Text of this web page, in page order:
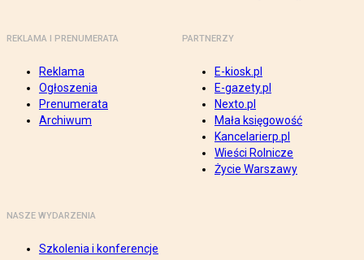
REKLAMA I PRENUMERATA
Reklama
Ogłoszenia
Prenumerata
Archiwum
PARTNERZY
E-kiosk.pl
E-gazety.pl
Nexto.pl
Mała księgowość
Kancelarierp.pl
Wieści Rolnicze
Życie Warszawy
NASZE WYDARZENIA
Szkolenia i konferencje